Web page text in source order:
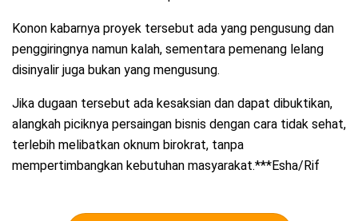
Konon kabarnya proyek tersebut ada yang pengusung dan
penggiringnya namun kalah, sementara pemenang lelang
disinyalir juga bukan yang mengusung.
Jika dugaan tersebut ada kesaksian dan dapat dibuktikan,
alangkah piciknya persaingan bisnis dengan cara tidak sehat,
terlebih melibatkan oknum birokrat, tanpa
mempertimbangkan kebutuhan masyarakat.***Esha/Rif